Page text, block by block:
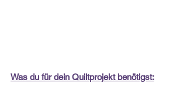
Was du für dein Quiltprojekt benötigst: